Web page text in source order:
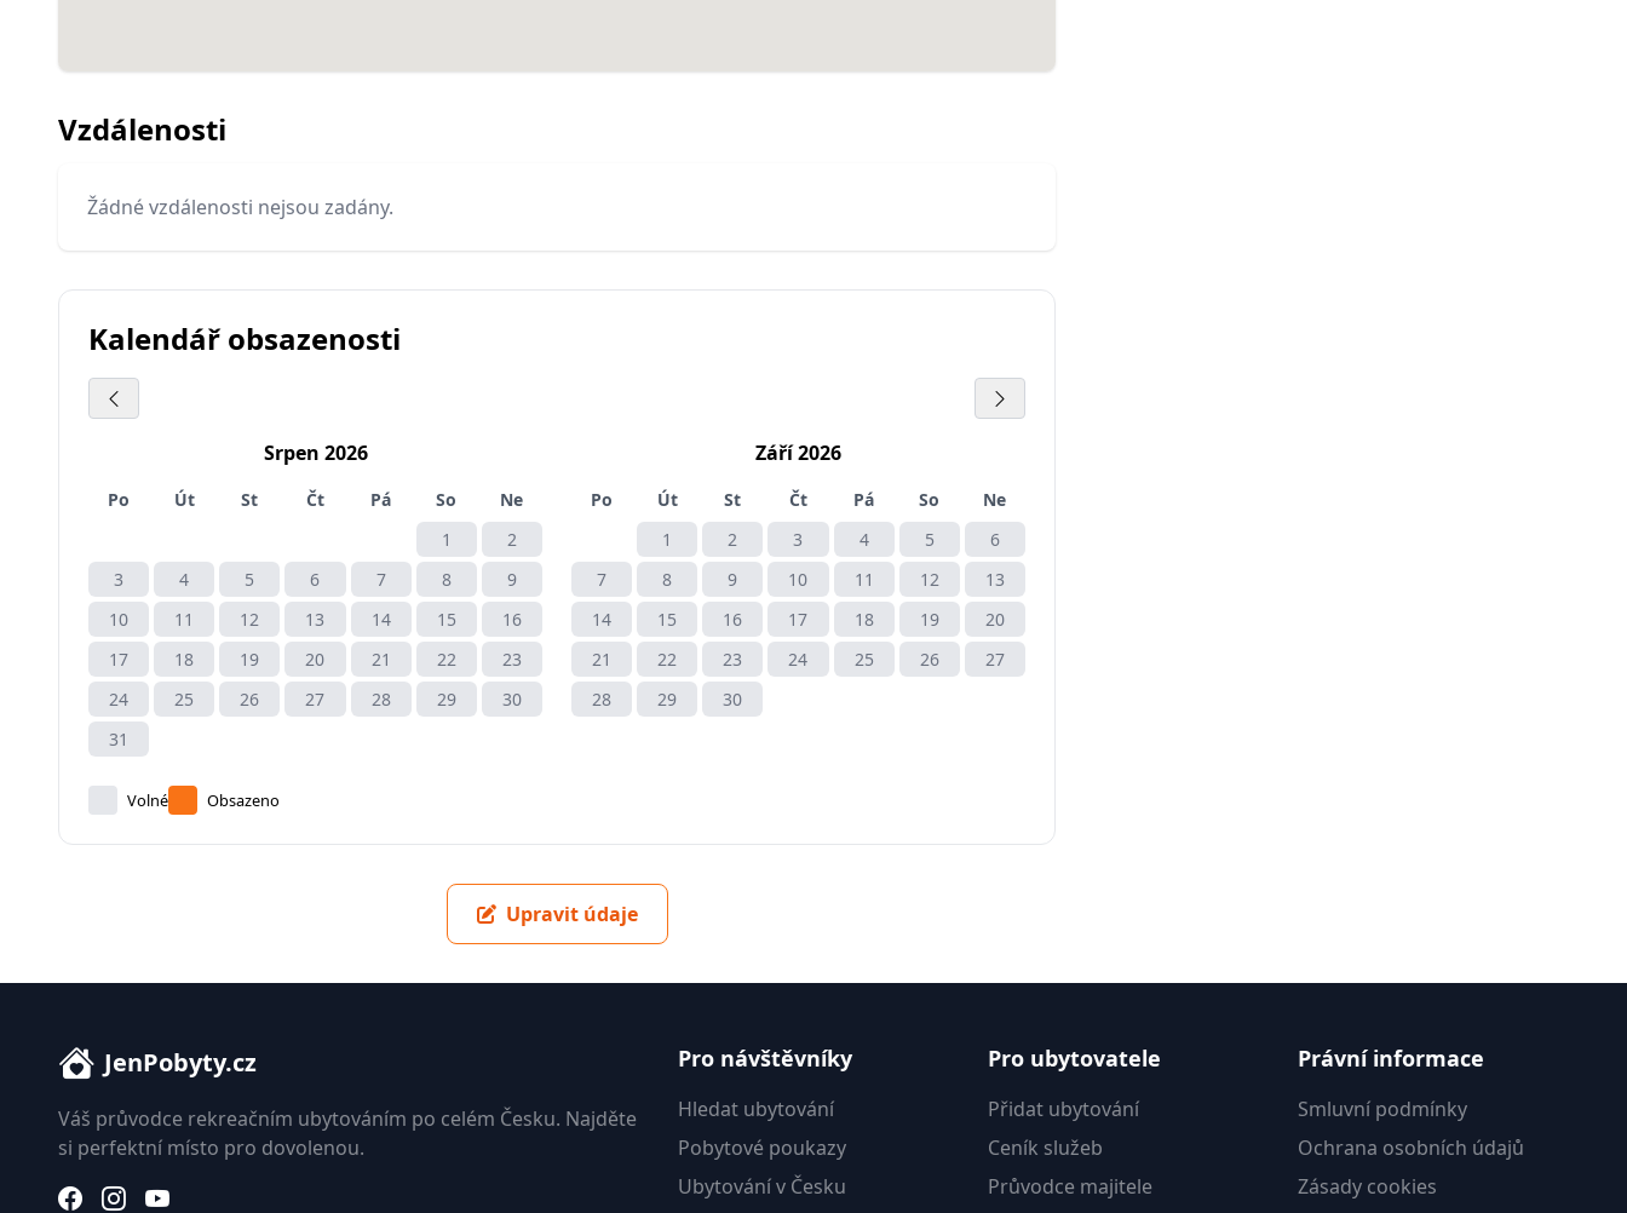
Vzdálenosti
Žádné vzdálenosti nejsou zadány.
Kalendář obsazenosti
Srpen 2026
Po Út St Čt Pá So
Ne
1
2
3
4 5 6 7 8
9
10
11 12 13 14 15
16
17
18 19 20 21 22
23
24
25 26 27 28 29
30
31
Září 2026
Po Út St Čt Pá So
Ne
1
2 3 4 5
6
7
8 9 10 11 12
13
14
15 16 17 18 19
20
21
22 23 24 25 26
27
28
29 30
Volné Obsazeno
Upravit údaje
JenPobyty.cz
Váš průvodce rekreačním ubytováním po celém Česku. Najděte
si perfektní místo pro dovolenou.
Pro návštěvníky
Hledat ubytování
Pobytové poukazy
Ubytování v Česku
Pro ubytovatele
Přidat ubytování
Ceník služeb
Průvodce majitele
Právní informace
Smluvní podmínky
Ochrana osobních údajů
Zásady cookies